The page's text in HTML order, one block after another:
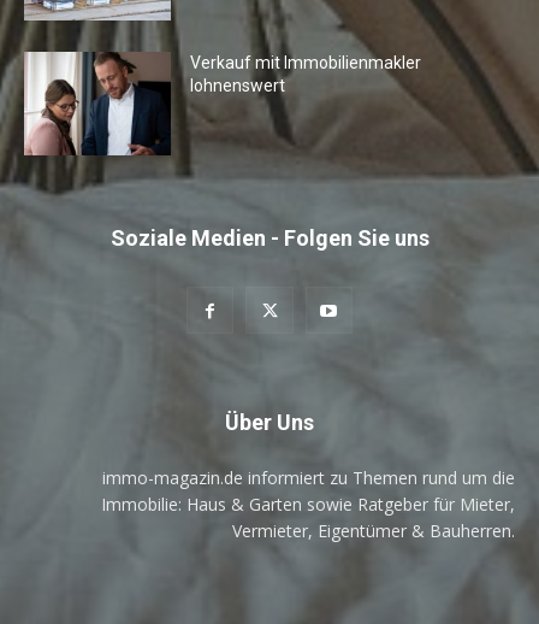
Verkauf mit Immobilienmakler
lohnenswert
Soziale Medien - Folgen Sie uns
Über Uns
immo-magazin.de informiert zu Themen rund um die
Immobilie: Haus & Garten sowie Ratgeber für Mieter,
Vermieter, Eigentümer & Bauherren.